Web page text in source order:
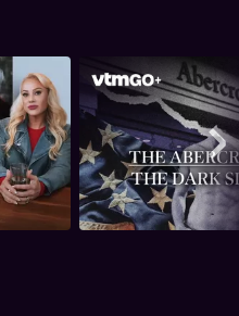
The Dark